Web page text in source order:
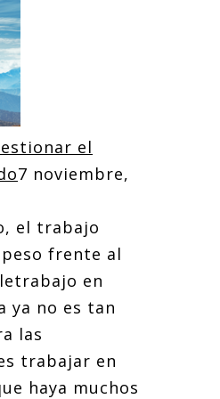
el
7 noviembre,
el trabajo
frente al
en
ya no es tan
las
trabajar en
haya muchos